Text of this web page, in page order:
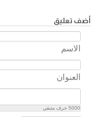
أضف تعليق
الاسم
العنوان
5000 حرف متبقي